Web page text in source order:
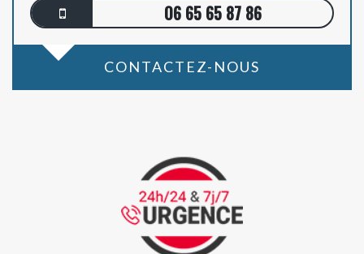
06 65 65 87 86
CONTACTEZ-NOUS